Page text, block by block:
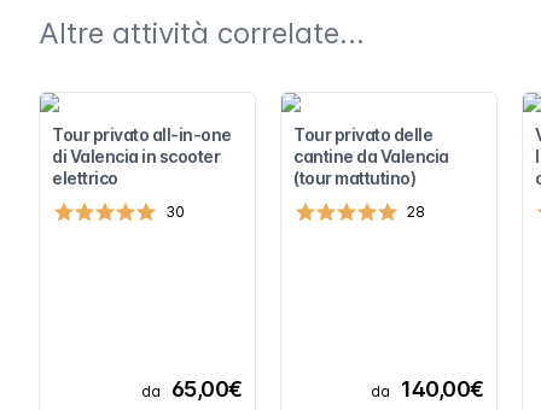
Altre attività correlate...
Tour privato all-in-one
di Valencia in scooter
elettrico
30
da 65,00€
Tour privato delle
cantine da Valencia
(tour mattutino)
28
da 140,00€